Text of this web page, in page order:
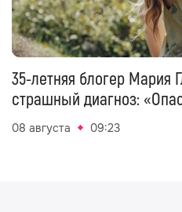
35-летняя блогер Мария
страшный диагноз:
08 августа 09:23